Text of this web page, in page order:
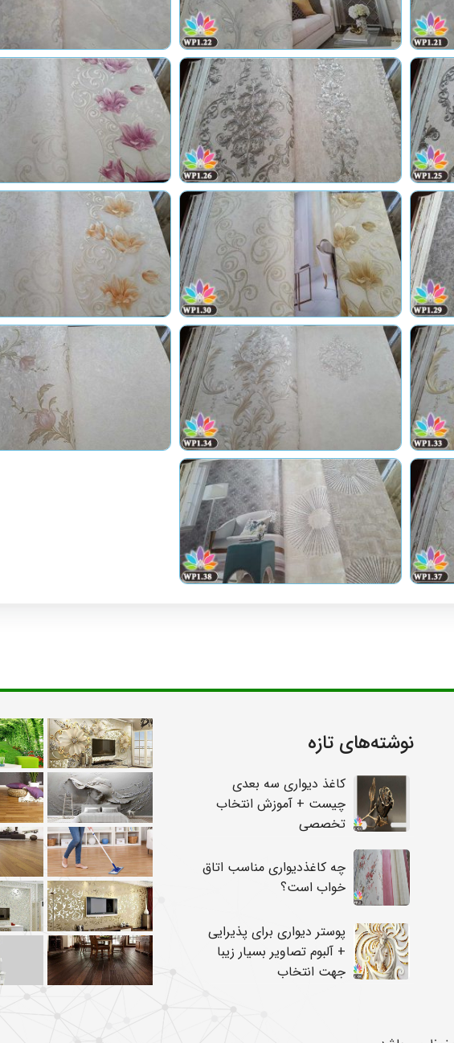
نوشته‌های تازه
کاغذ دیواری سه بعدی
چیست + آموزش انتخاب
تخصصی
چه کاغذدیواری مناسب اتاق
خواب است؟
پوستر دیواری برای پذیرایی
+ آلبوم تصاویر بسیار زیبا
جهت انتخاب